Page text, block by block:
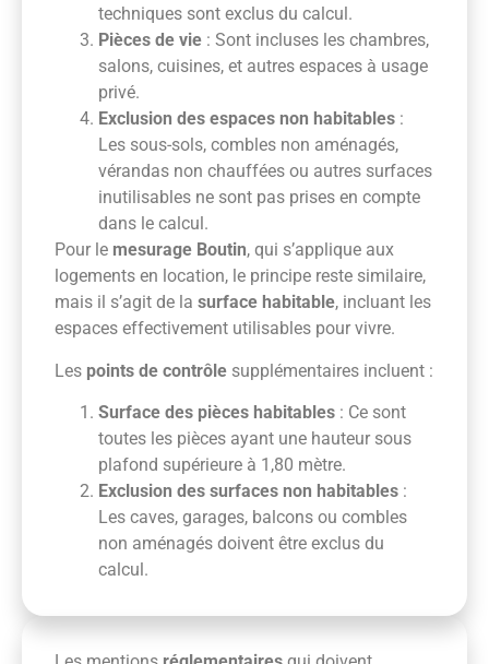
techniques sont exclus du calcul.
Pièces de vie : Sont incluses les chambres,
salons, cuisines, et autres espaces à usage
privé.
Exclusion des espaces non habitables :
Les sous-sols, combles non aménagés,
vérandas non chauffées ou autres surfaces
inutilisables ne sont pas prises en compte
dans le calcul.
Pour le mesurage Boutin, qui s’applique aux
logements en location, le principe reste similaire,
mais il s’agit de la surface habitable, incluant les
espaces effectivement utilisables pour vivre.
Les points de contrôle supplémentaires incluent :
Surface des pièces habitables : Ce sont
toutes les pièces ayant une hauteur sous
plafond supérieure à 1,80 mètre.
Exclusion des surfaces non habitables :
Les caves, garages, balcons ou combles
non aménagés doivent être exclus du
calcul.